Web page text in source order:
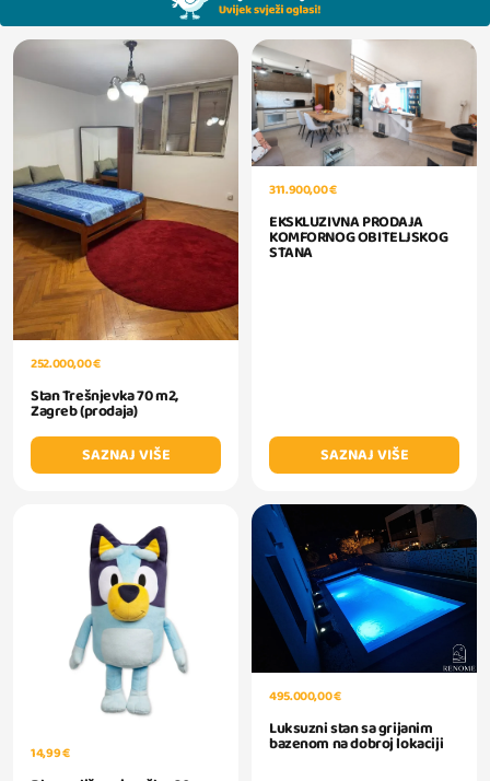
252.000,00 €
Stan Trešnjevka 70 m2,
Zagreb (prodaja)
SAZNAJ VIŠE
311.900,00 €
EKSKLUZIVNA PRODAJA
KOMFORNOG OBITELJSKOG
STANA
SAZNAJ VIŠE
14,99 €
495.000,00 €
Luksuzni stan sa grijanim
bazenom na dobroj lokaciji